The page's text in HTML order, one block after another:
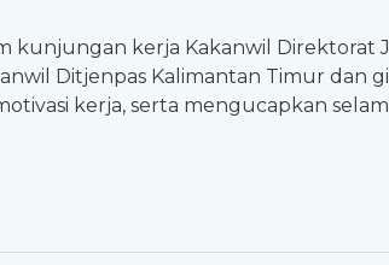
kunjungan kerja Kakanwil Direktorat
Ditjenpas Kalimantan Timur dan
kerja, serta mengucapkan